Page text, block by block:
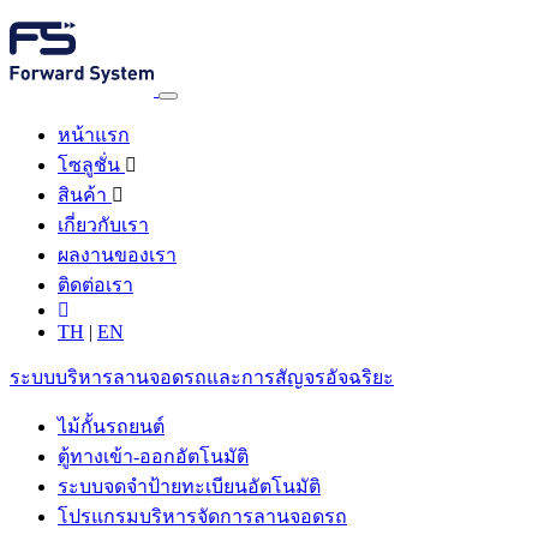
หน้าแรก
โซลูชั่น
สินค้า
เกี่ยวกับเรา
ผลงานของเรา
ติดต่อเรา
TH | EN
ระบบบริหารลานจอดรถและการสัญจรอัจฉริยะ
ไม้กั้นรถยนต์
ตู้ทางเข้า-ออกอัตโนมัติ
ระบบจดจำป้ายทะเบียนอัตโนมัติ
โปรแกรมบริหารจัดการลานจอดรถ